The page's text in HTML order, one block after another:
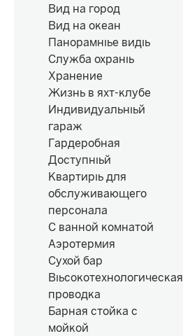
Вид на город
Вид на океан
Панорамные виды
Служба охраны
Хранение
Жизнь в яхт-клубе
Индивидуальный
гараж
Гардеробная
Доступный
Квартиры для
обслуживающего
персонала
С ванной комнатой
Аэротермия
Сухой бар
Высокотехнологическая
проводка
Барная стойка с
мойкой